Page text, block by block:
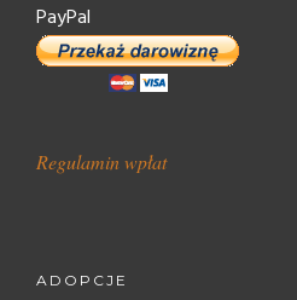
PayPal
Regulamin wpłat
ADOPCJE